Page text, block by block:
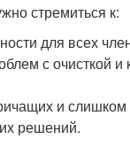
стремиться к:
для всех
с очисткой и
и слишком
решений.